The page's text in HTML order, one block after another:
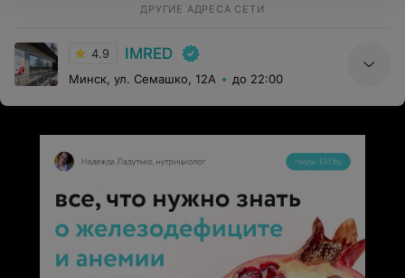
ДРУГИЕ АДРЕСА СЕТИ
4.9 IMRED
Минск, ул. Семашко, 12А до 22:00